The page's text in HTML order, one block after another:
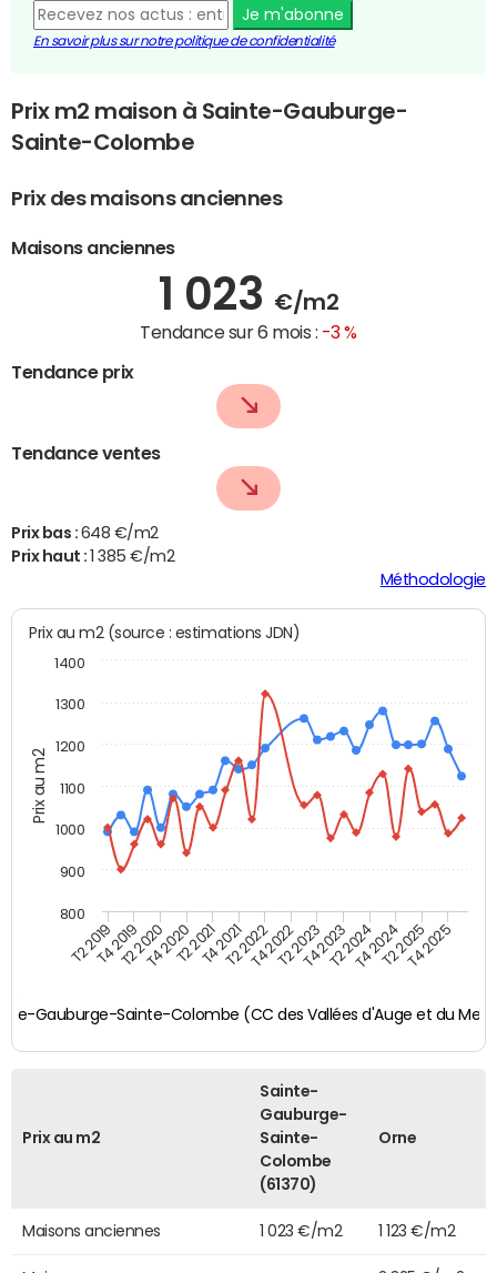
Je m'abonne
En savoir plus sur notre politique de confidentialité
Prix m2 maison à Sainte-Gauburge-
Sainte-Colombe
Prix des maisons anciennes
Maisons anciennes
1 023 €/m2
Tendance sur 6 mois : -3 %
Tendance prix
Tendance ventes
Prix bas : 648 €/m2
Prix haut :
1 385 €/m2
Méthodologie
Prix au m2
Prix au m2 (source : estimations JDN)
Gauburge-Sainte-Colombe (CC des Vallées d'Auge et du
T2 2019T4 2019T2 2020T4 2020T2 2021T4 2021T2 2022T4 2022T2 2023T4 2023T2 2024T4 2024T2 2025T4 2025
800
900
1000
1100
1200
1300
1400
Prix au m2
Sainte-
Gauburge-
Sainte-
Colombe
(61370)
Orne
Maisons anciennes 1 023 €/m2 1 123 €/m2